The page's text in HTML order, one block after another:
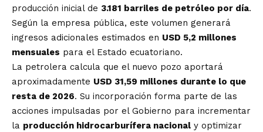
producción inicial de 3.181 barriles de petróleo por día.
Según la empresa pública, este volumen generará
ingresos adicionales estimados en USD 5,2 millones
mensuales para el Estado ecuatoriano.
La petrolera calcula que el nuevo pozo aportará
aproximadamente USD 31,59 millones durante lo que
resta de 2026. Su incorporación forma parte de las
acciones impulsadas por el Gobierno para incrementar
la producción hidrocarburífera nacional y optimizar